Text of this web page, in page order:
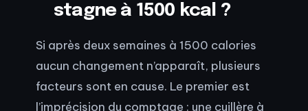
stagne à 1500 kcal ?
Si après deux semaines à 1500 calories
aucun changement n’apparaît, plusieurs
facteurs sont en cause. Le premier est
l’imprécision du comptage : une cuillère à